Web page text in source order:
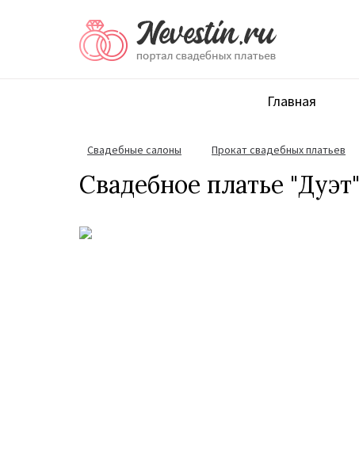
Главная
Свадебные салоны Прокат свадебных платьев
Свадебное платье "Дуэт"